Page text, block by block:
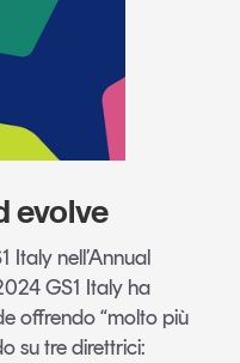
evolve
Italy nell’Annual
GS1 Italy ha
offrendo “molto più
su tre direttrici: